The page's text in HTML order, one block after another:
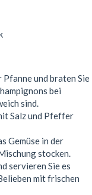
Pfanne und braten Sie
bei
sind.
Salz und Pfeffer
Gemüse in der
stocken.
servieren Sie es
mit frischen